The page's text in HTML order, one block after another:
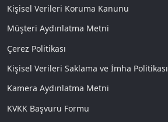
Kişisel Verileri Koruma Kanunu
Müşteri Aydınlatma Metni
Çerez Politikası
Kişisel Verileri Saklama ve İmha Politikası
Kamera Aydınlatma Metni
KVKK Başvuru Formu